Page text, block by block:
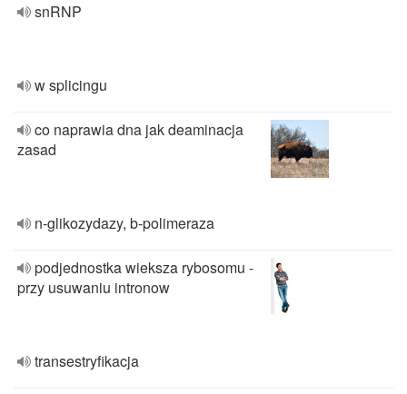
snRNP
w splicingu
co naprawia dna jak deaminacja
zasad
n-glikozydazy, b-polimeraza
podjednostka wieksza rybosomu -
przy usuwaniu intronow
transestryfikacja